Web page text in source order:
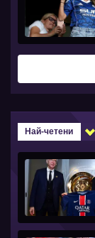
Най-четени